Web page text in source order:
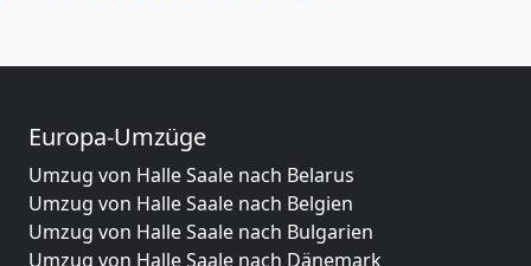
Europa-Umzüge
Umzug von Halle Saale nach Belarus
Umzug von Halle Saale nach Belgien
Umzug von Halle Saale nach Bulgarien
Umzug von Halle Saale nach Dänemark